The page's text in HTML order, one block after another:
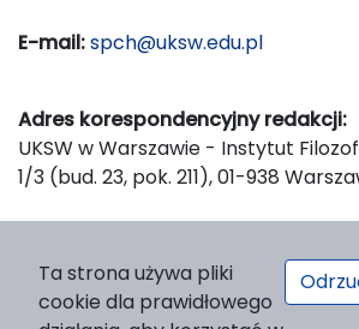
E-mail:spch@uksw.edu.pl
Adres korespondencyjny redakcji:
UKSW w Warszawie - Instytut
1/3 (bud. 23, pok. 211), 01-938
Wydawnictwo Naukowe UKSW, ul.
nr 2, 01-815 Warszawa
Ta strona używa pliki
cookie dla prawidłowego